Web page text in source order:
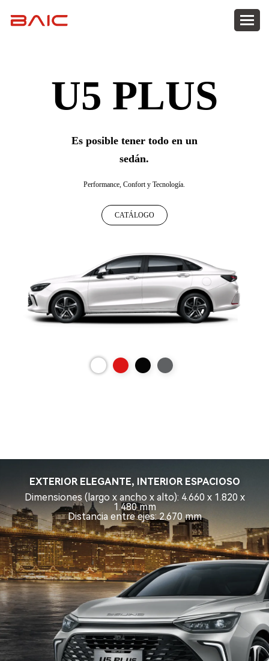
U5 PLUS
Es posible tener todo en un
sedán.
Performance, Confort y Tecnología.
CATÁLOGO
EXTERIOR ELEGANTE, INTERIOR ESPACIOSO
Dimensiones (largo x ancho x alto): 4.660 x 1.820 x
1.480 mm
Distancia entre ejes: 2.670 mm